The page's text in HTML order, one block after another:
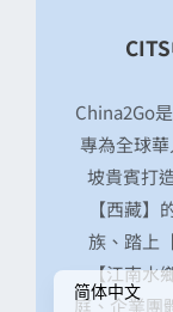
China2Go
專為全球
坡貴賓打
【西藏
族、踏上
【江南水
庭、企業團
简体中文
繁體中文
English